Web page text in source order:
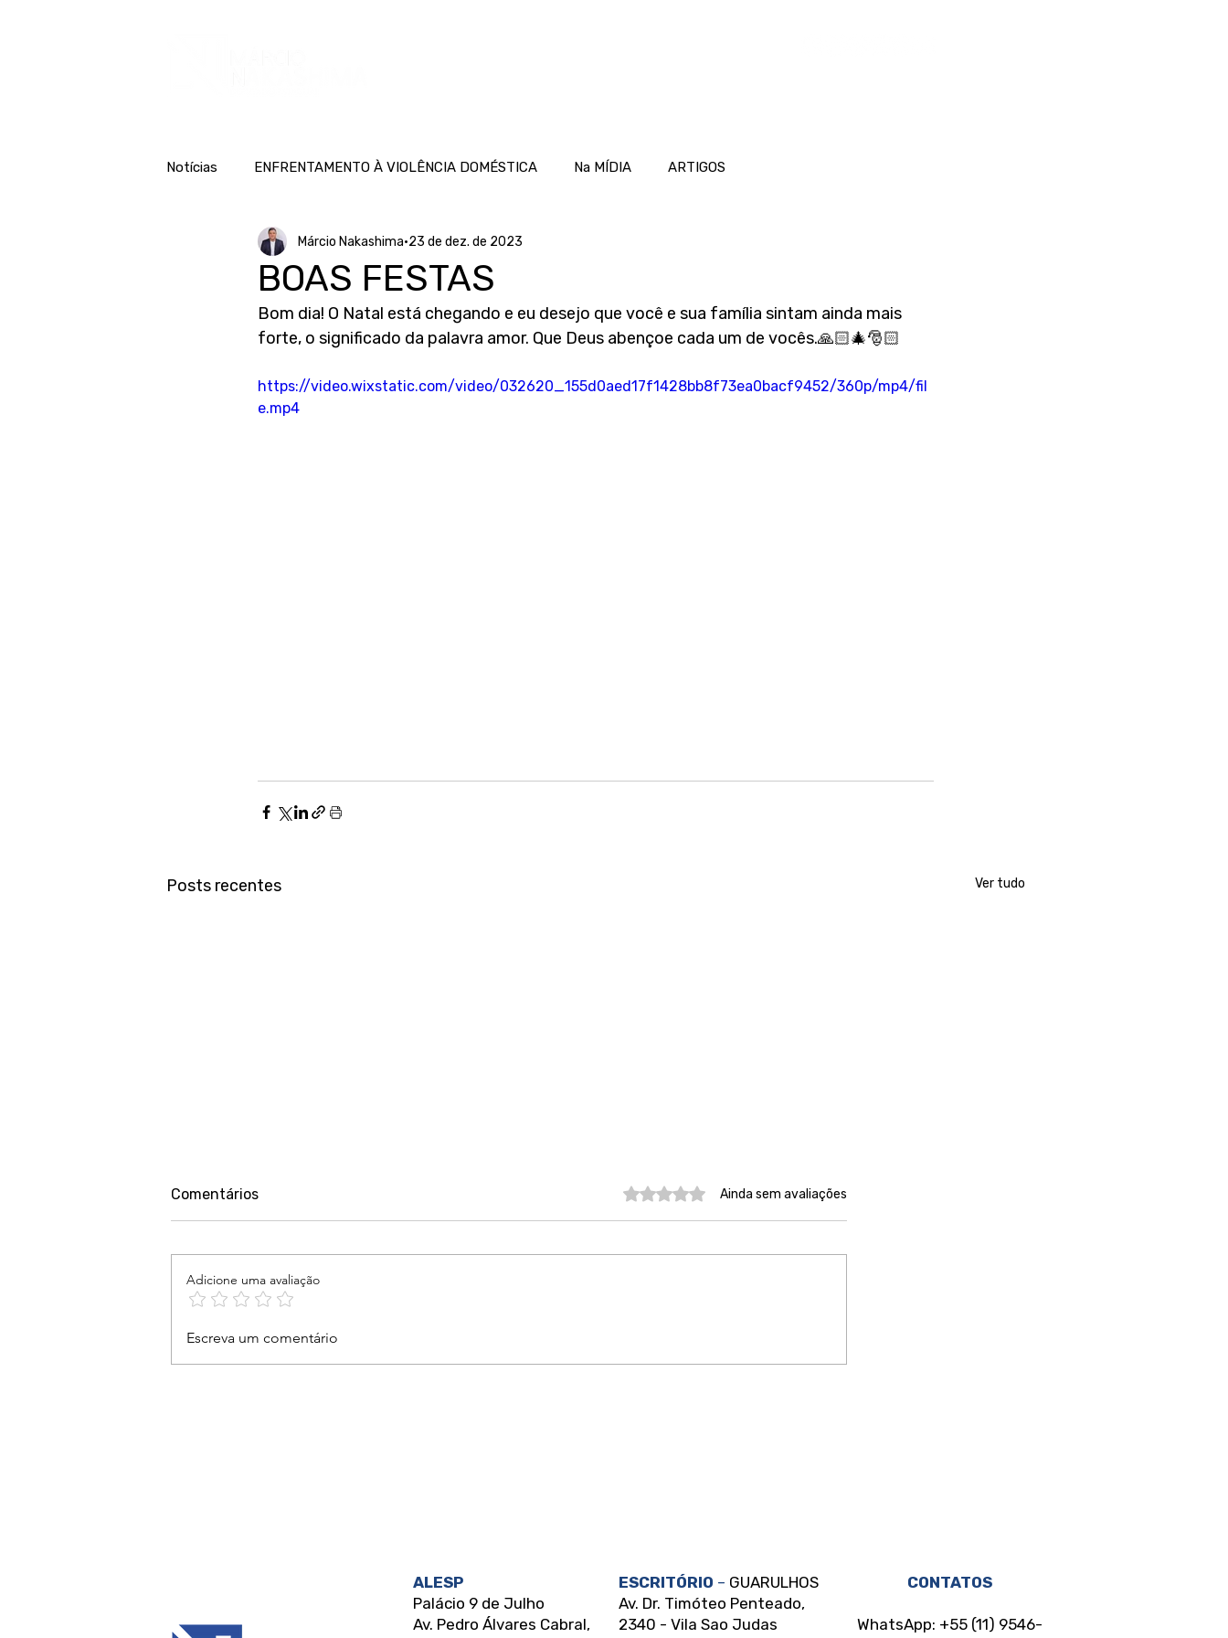
Notícias ENFRENTAMENTO À VIOLÊNCIA DOMÉSTICA Na MÍDIA ARTIGOS
BOAS FESTAS
Márcio Nakashima 23 de dez. de 2023
Bom dia! O Natal está chegando e eu desejo que você e sua família sintam ainda mais
forte, o significado da palavra amor. Que Deus abençoe cada um de vocês.🙏🏻🎄🎅🏻
https://video.wixstatic.com/video/032620_155d0aed17f1428bb8f73ea0bacf9452/360p/mp4/fil
e.mp4
Posts recentes Ver tudo
ouvir, acolher e estar ao
lado das mulheres vítimas
minha missão!
abandonar as mulheres à
Comentários Avaliado com 0 de 5 estrelas.
Ainda sem avaliações
Adicione uma avaliação
Escreva um comentário
ALESP
Palácio 9 de Julho
Av. Pedro Álvares Cabral,
ESCRITÓRIO – GUARULHOS
Av. Dr. Timóteo Penteado,
2340 - Vila Sao Judas
CONTATOS
WhatsApp: +55 (11) 9546-